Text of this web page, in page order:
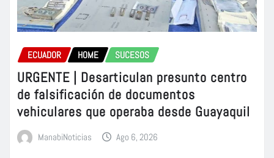
ECUADOR HOME SUCESOS
URGENTE | Desarticulan presunto centro
de falsificación de documentos
vehiculares que operaba desde Guayaquil
ManabiNoticias Ago 6, 2026